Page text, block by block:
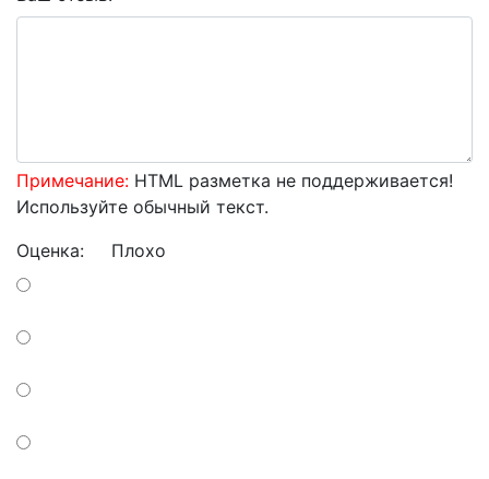
Примечание: HTML разметка не поддерживается!
Используйте обычный текст.
Оценка: Плохо